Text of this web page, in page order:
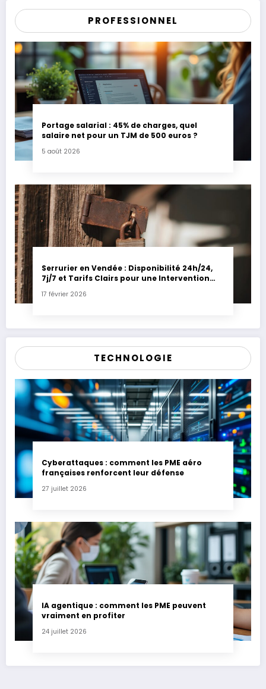
PROFESSIONNEL
Portage salarial : 45% de charges, quel
salaire net pour un TJM de 500 euros ?
5 août 2026
Serrurier en Vendée : Disponibilité 24h/24,
7j/7 et Tarifs Clairs pour une Intervention
17 février 2026
TECHNOLOGIE
Cyberattaques : comment les PME aéro
françaises renforcent leur défense
27 juillet 2026
IA agentique : comment les PME peuvent
vraiment en profiter
24 juillet 2026